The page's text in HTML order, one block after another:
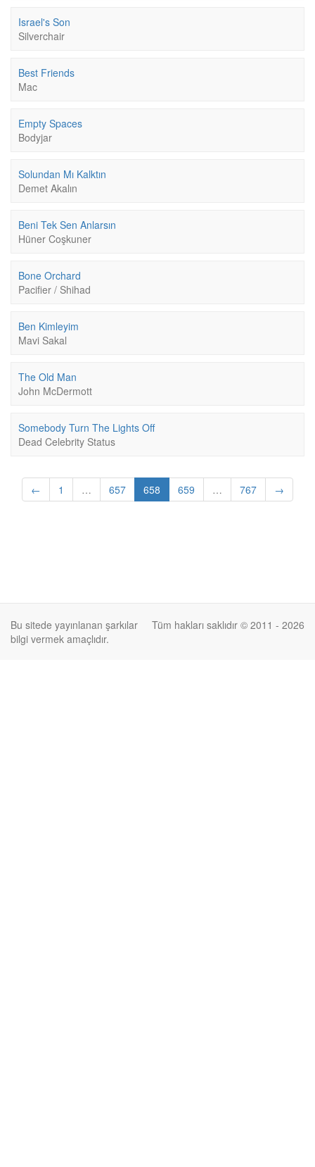
Israel's Son
Silverchair
Best Friends
Mac
Empty Spaces
Bodyjar
Solundan Mı Kalktın
Demet Akalın
Beni Tek Sen Anlarsın
Hüner Coşkuner
Bone Orchard
Pacifier / Shihad
Ben Kimleyim
Mavi Sakal
The Old Man
John McDermott
Somebody Turn The Lights Off
Dead Celebrity Status
← 1 … 657 658 (current)
659 … 767 →
Tüm hakları saklıdır © 2011 - 2026
Bu sitede yayınlanan şarkılar
bilgi vermek amaçlıdır.